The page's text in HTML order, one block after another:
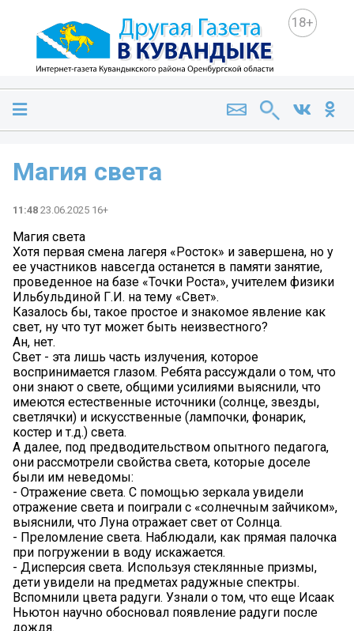
18+
Магия света
11:48 23.06.2025 16+
Магия света
Хотя первая смена лагеря «Росток» и завершена, но у
ее участников навсегда останется в памяти занятие,
проведенное на базе «Точки Роста», учителем физики
Ильбульдиной Г.И. на тему «Свет».
Казалось бы, такое простое и знакомое явление как
свет, ну что тут может быть неизвестного?
Ан, нет.
Свет - эта лишь часть излучения, которое
воспринимается глазом. Ребята рассуждали о том, что
они знают о свете, общими усилиями выяснили, что
имеются естественные источники (солнце, звезды,
светлячки) и искусственные (лампочки, фонарик,
костер и т.д.) света.
А далее, под предводительством опытного педагога,
они рассмотрели свойства света, которые доселе
были им неведомы:
- Отражение света. С помощью зеркала увидели
отражение света и поиграли с «солнечным зайчиком»,
выяснили, что Луна отражает свет от Солнца.
- Преломление света. Наблюдали, как прямая палочка
при погружении в воду искажается.
- Дисперсия света. Используя стеклянные призмы,
дети увидели на предметах радужные спектры.
Вспомнили цвета радуги. Узнали о том, что еще Исаак
Ньютон научно обосновал появление радуги после
дождя.